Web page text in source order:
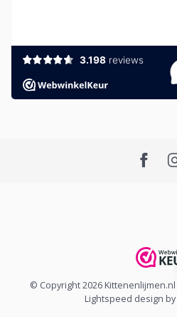
© Copyright 2026 Kittenenlijmen.nl
Lightspeed design by